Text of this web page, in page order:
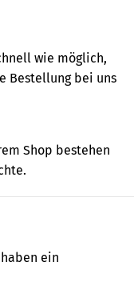
wie möglich,
Bestellung bei uns
Shop bestehen
ein